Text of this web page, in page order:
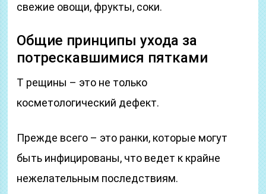
свежие овощи, фрукты, соки.
Общие принципы ухода за
потрескавшимися пятками
Т рещины – это не только
косметологический дефект.
Прежде всего – это ранки, которые могут
быть инфицированы, что ведет к крайне
нежелательным последствиям.